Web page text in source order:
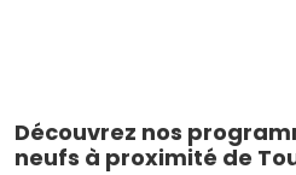
Découvrez nos
neufs à proximité de